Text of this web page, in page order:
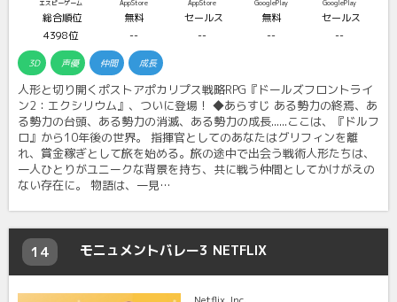
エスピーゲーム
総合順位
4398位
AppStore
無料
--
AppStore
セールス
--
GooglePlay
無料
--
GooglePlay
セールス
--
3D 声優 仲間 成長
人形と切り開くポストアポカリプス戦略RPG『ドールズフロントライ
ン2：エクシリウム』、ついに登場！ ◆あらすじ ある勢力の終焉、あ
る勢力の台頭、ある勢力の消滅、ある勢力の成長......ここは、『ドルフ
ロ』から10年後の世界。 指揮官としてのあなたはグリフィンを離
れ、賞金稼ぎとして旅を始める。旅の途中で出会う戦術人形たちは、
一人ひとりがユニークな背景を持ち、共に戦う仲間としてかけがえの
ない存在に。 物語は、一見…
14 モニュメントバレー3 NETFLIX